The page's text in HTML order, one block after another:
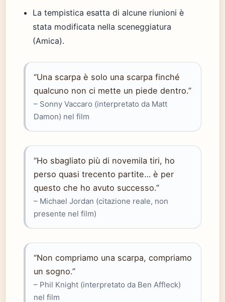
La tempistica esatta di alcune riunioni è
stata modificata nella sceneggiatura
(Amica).
“Una scarpa è solo una scarpa finché
qualcuno non ci mette un piede dentro.”
– Sonny Vaccaro (interpretato da Matt
Damon) nel film
“Ho sbagliato più di novemila tiri, ho
perso quasi trecento partite… è per
questo che ho avuto successo.”
– Michael Jordan (citazione reale, non
presente nel film)
“Non compriamo una scarpa, compriamo
un sogno.”
– Phil Knight (interpretato da Ben Affleck)
nel film